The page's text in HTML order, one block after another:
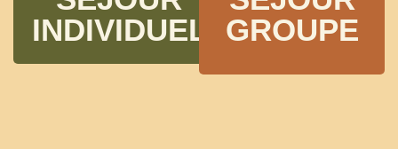
INDIVIDUEL
GROUPE